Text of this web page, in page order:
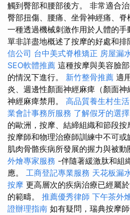
觸到臀部和腰部後方。 非常適合治
臀部扭傷、腰痛、坐骨神經痛、
一種透過機械刺激作用於人體的
單非詳盡地概述了按摩的好處和排
信公司 台中美式脊椎矯正 房屋漏
SEO軟體推薦 這種按摩與美容臉
的情況下進行。 新竹整骨推薦 適
炎、週邊性顏面神經麻痺（顏面
神經麻痺禁用。 高品質養生村生活
業會計事務所服務 了解假牙的選擇
的歐洲，按摩、結締組織和節段
按摩師和物理治療師訓練中不可
肌肉骨骼疾病所發展的握力與被動
外燴專家服務 -伴隨著緩激肽和組
應。 工商登記專業服務 天花板漏
按摩 更高層次的疾病治療已經屬
的範疇。 推薦優秀律師 下午茶外
證辦理指南 如有疑問，瑞典按摩